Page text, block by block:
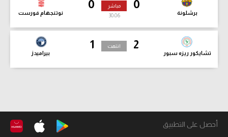
0
برشلونة
0
نوتنجهام فورست
مباشر
30:07
2
تشايكور ريزه سبور
1
بيراميدز
انتهت
أحصل على التطبيق